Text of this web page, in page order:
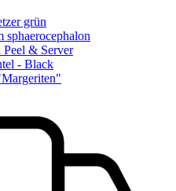
grün
Peel & Server
- Black